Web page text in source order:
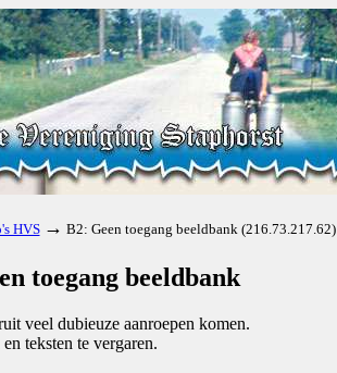
HVS → B2: Geen toegang beeldbank (216.73.217.62)
toegang beeldbank
veel dubieuze aanroepen komen.
teksten te vergaren.